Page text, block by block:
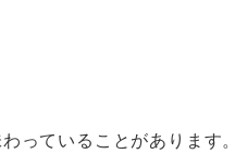
っていることがあります。